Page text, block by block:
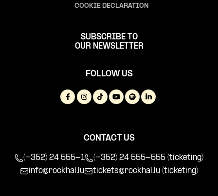
COOKIE DECLARATION
SUBSCRIBE TO
OUR NEWSLETTER
FOLLOW US
CONTACT US
(+352) 24 555-1
(+352) 24 555-555 (ticketing)
info@rockhal.lu
tickets@rockhal.lu (ticketing)